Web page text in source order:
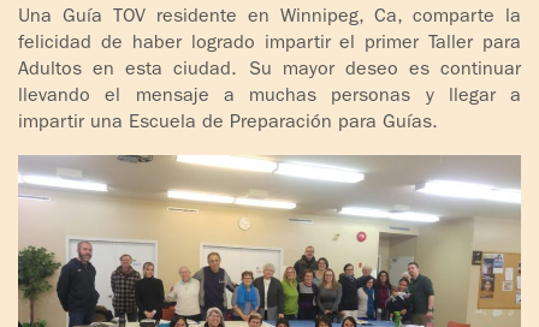
TOV NIÑOS
CURSO
MATRIMONIAL
ENCUENTRO DE
EXPERIENCIA DE
CHARLAS Y
PADRE
IGNACIO
LARRAÑAGA
PADRE
IGNACIO
LARRAÑAGA
LIBROS
Una Guía TOV residente en Winnipeg, Ca, comparte la
felicidad de haber logrado impartir el primer Taller para
Adultos en esta ciudad. Su mayor deseo es continuar
llevando el mensaje a muchas personas y llegar a
impartir una Escuela de Preparación para Guías.